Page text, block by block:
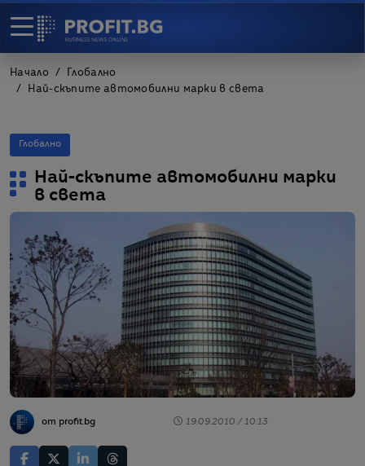
Начало
Глобално
Най-скъпите автомобилни марки в света
Глобално
Най-скъпите автомобилни марки
в света
от profit.bg 19.09.2010 / 10:13